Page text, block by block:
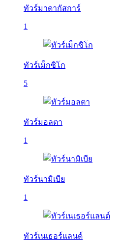
ทัวร์มาดากัสการ์
1
ทัวร์เม็กซิโก
5
ทัวร์มอลตา
1
ทัวร์นามิเบีย
1
ทัวร์เนเธอร์แลนด์